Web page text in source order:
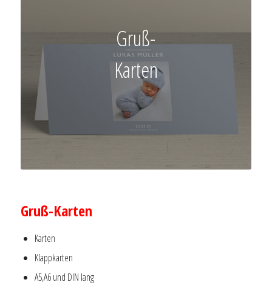
Gruß-
Karten
Gruß-Karten
Karten
Klappkarten
A5,A6 und DIN lang